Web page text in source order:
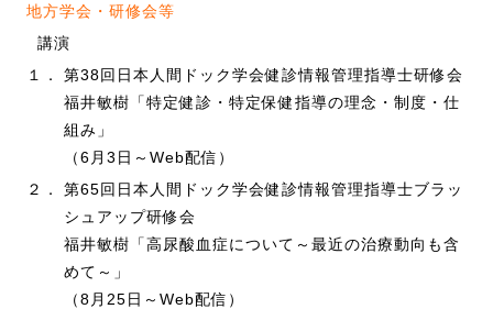
地方学会・研修会等
講演
１．
第38回日本人間ドック学会健診情報管理指導士研修会
福井敏樹「特定健診・特定保健指導の理念・制度・仕
組み」
（6月3日～Web配信）
２．
第65回日本人間ドック学会健診情報管理指導士ブラッ
シュアップ研修会
福井敏樹「高尿酸血症について～最近の治療動向も含
めて～」
（8月25日～Web配信）